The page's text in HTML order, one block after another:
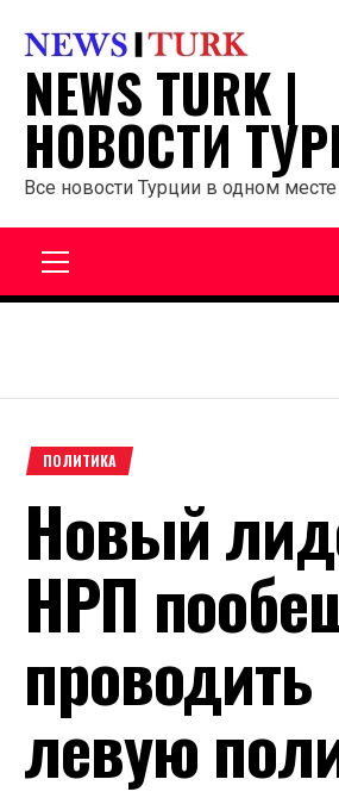
содержанию
NEWS TURK |
НОВОСТИ
Все новости Турции в одном месте
ПОЛИТИКА
Новый
НРП
проводить
левую